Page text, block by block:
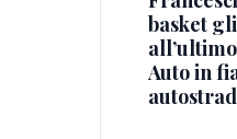
basket
all’ultimo
Auto in